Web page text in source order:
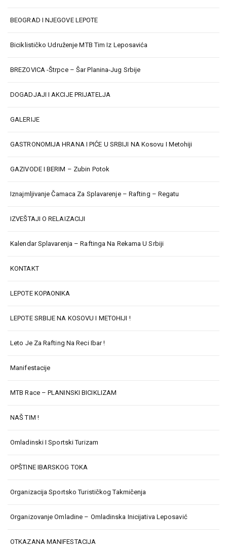
BEOGRAD I NJEGOVE LEPOTE
Biciklističko Udruženje MTB Tim Iz Leposavića
BREZOVICA -Štrpce – Šar Planina-Jug Srbije
DOGADJAJI I AKCIJE PRIJATELJA
GALERIJE
GASTRONOMIJA HRANA I PIĆE U SRBIJI NA Kosovu I Metohiji
GAZIVODE I BERIM – Zubin Potok
Iznajmljivanje Čamaca Za Splavarenje – Rafting – Regatu
IZVEŠTAJI O RELAIZACIJI
Kalendar Splavarenja – Raftinga Na Rekama U Srbiji
KONTAKT
LEPOTE KOPAONIKA
LEPOTE SRBIJE NA KOSOVU I METOHIJI !
Leto Je Za Rafting Na Reci Ibar !
Manifestacije
MTB Race – PLANINSKI BICIKLIZAM
NAŠ TIM !
Omladinski I Sportski Turizam
OPŠTINE IBARSKOG TOKA
Organizacija Sportsko Turističkog Takmičenja
Organizovanje Omladine – Omladinska Inicijativa Leposavić
OTKAZANA MANIFESTACIJA